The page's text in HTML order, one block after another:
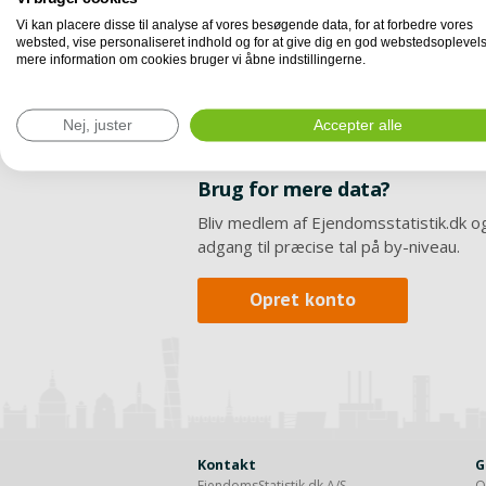
Brug for mere data?
Bliv medlem af Ejendomsstatistik.dk
adgang til præcise tal på by-niveau.
Opret konto
Kontakt
Vi kan placere disse til analyse af vores besøgende data, for at forbedre vores
websted, vise personaliseret indhold og for at give dig en god
mere information om cookies bruger vi åbne indstillingerne.
Nej, juster Accepter alle